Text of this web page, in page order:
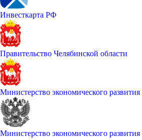
Инвесткарта РФ
Правительство Челябинской области
Министерство экономического
Министерство экономического